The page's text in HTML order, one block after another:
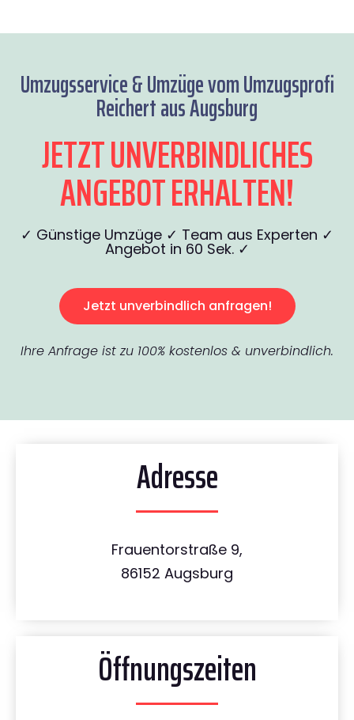
Umzugsservice & Umzüge vom Umzugsprofi
Reichert aus Augsburg
JETZT UNVERBINDLICHES
ANGEBOT ERHALTEN!
✓ Günstige Umzüge ✓ Team aus Experten ✓
Angebot in 60 Sek. ✓
Jetzt unverbindlich anfragen!
Ihre Anfrage ist zu 100% kostenlos & unverbindlich.
Adresse
Frauentorstraße 9,
86152 Augsburg
Öffnungszeiten